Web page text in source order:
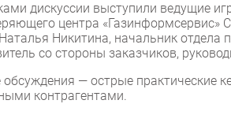
дискуссии выступили ведущие
центра «Газинформсервис»
Никитина, начальник
со стороны заказчиков,
обсуждения — острые практические
контрагентами.